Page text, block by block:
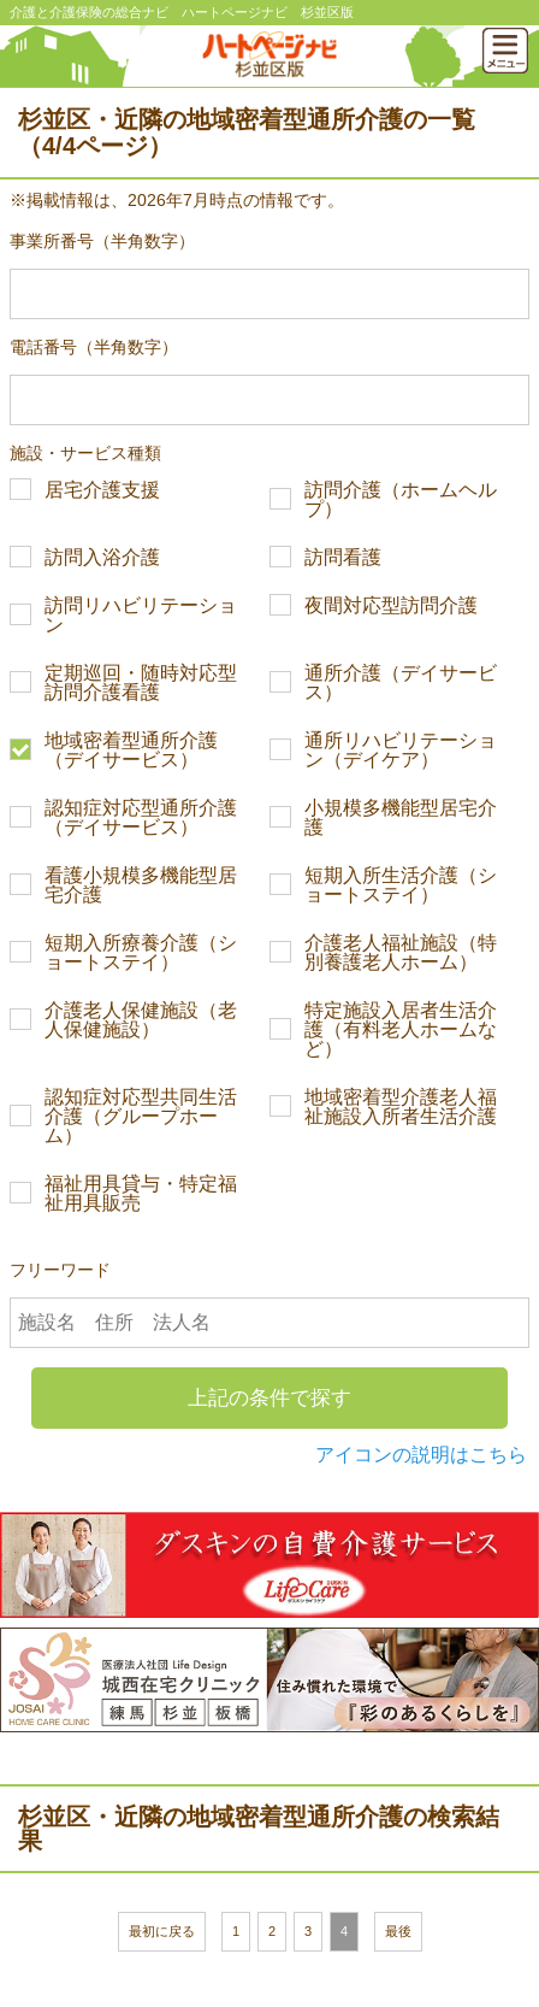
介護と介護保険の総合ナビ ハートページナビ 杉並区版
杉並区・近隣の地域密着型通所介護の一覧
（4/4ページ）
※掲載情報は、2026年7月時点の情報です。
事業所番号（半角数字）
電話番号（半角数字）
施設・サービス種類
居宅介護支援
訪問介護（ホームヘル
プ）
訪問入浴介護 訪問看護
訪問リハビリテーショ
ン
夜間対応型訪問介護
定期巡回・随時対応型
訪問介護看護
通所介護（デイサービ
ス）
地域密着型通所介護
（デイサービス）
通所リハビリテーショ
ン（デイケア）
認知症対応型通所介護
（デイサービス）
小規模多機能型居宅介
護
看護小規模多機能型居
宅介護
短期入所生活介護（シ
ョートステイ）
短期入所療養介護（シ
ョートステイ）
介護老人福祉施設（特
別養護老人ホーム）
介護老人保健施設（老
人保健施設）
特定施設入居者生活介
護（有料老人ホームな
ど）
認知症対応型共同生活
介護（グループホー
ム）
地域密着型介護老人福
祉施設入所者生活介護
福祉用具貸与・特定福
祉用具販売
フリーワード
上記の条件で探す
アイコンの説明はこちら
杉並区・近隣の地域密着型通所介護の検索結
果
最初に戻る 1 2 3 4 最後